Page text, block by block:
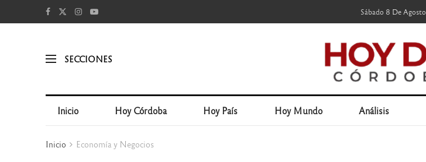
Sábado 8 De Agosto
SECCIONES
Inicio Hoy Córdoba Hoy País Hoy Mundo Análisis
Inicio Economía y Negocios